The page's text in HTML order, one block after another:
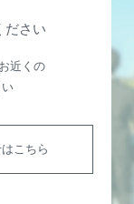
ださい
近くの
こちら